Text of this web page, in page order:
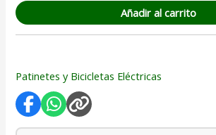
Añadir al carrito
Patinetes y Bicicletas Eléctricas